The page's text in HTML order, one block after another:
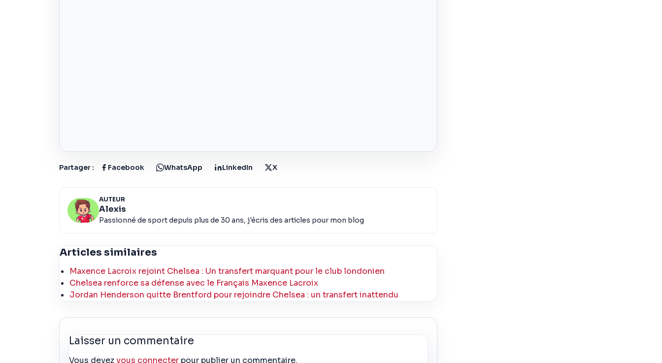
Partager : Facebook WhatsApp LinkedIn X
AUTEUR
Alexis
Passionné de sport depuis plus de 30 ans, j'écris des articles pour mon blog
Articles similaires
Maxence Lacroix rejoint Chelsea : Un transfert marquant pour le club londonien
Chelsea renforce sa défense avec le Français Maxence Lacroix
Jordan Henderson quitte Brentford pour rejoindre Chelsea : un transfert inattendu
Laisser un commentaire
Vous devezvous connecter pour publier un commentaire.